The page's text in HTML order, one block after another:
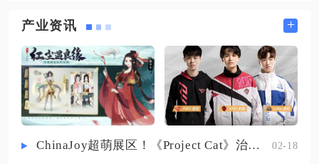
件，点击交互按键拿起目标后，直
接用手指滑动屏幕右侧空白区域，
就能全方位旋转镜头，从不同角度
雄，兼顾对线压制、团战输出与生
安琪拉、干将莫邪等单段高伤法
师，成型顺序为秘法之靴、回响之
杖、博学者之怒、云灵木、虚无法
杖、辉月，前期秘法之靴搭配云灵
木提供固定法穿，对线阶段可无视
产业资讯 +
ChinaJoy超萌展区！《Project Cat》治愈猫咪吸引一众铲屎官 02-18